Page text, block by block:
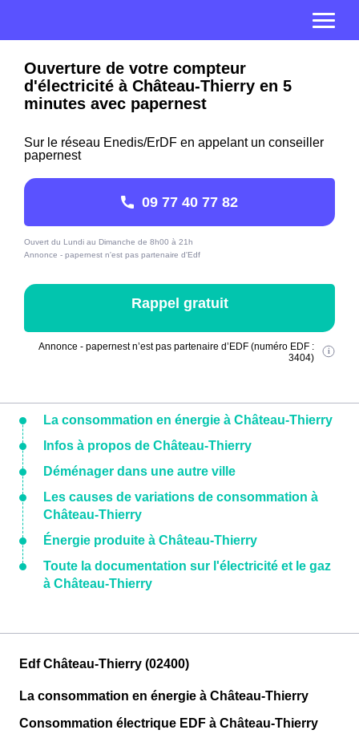
Ouverture de votre compteur
d'électricité à Château-Thierry en 5
minutes avec papernest
Sur le réseau Enedis/ErDF en appelant un conseiller
papernest
09 77 40 77 82
Ouvert du Lundi au Dimanche de 8h00 à 21h
Annonce - papernest n'est pas partenaire d'Edf
Rappel gratuit
Annonce - papernest n’est pas partenaire d’EDF (numéro EDF :
3404)
La consommation en énergie à Château-Thierry
Infos à propos de Château-Thierry
Déménager dans une autre ville
Les causes de variations de consommation à
Château-Thierry
Énergie produite à Château-Thierry
Toute la documentation sur l'électricité et le gaz
à Château-Thierry
Edf Château-Thierry (02400)
La consommation en énergie à Château-Thierry
Consommation électrique EDF à Château-Thierry